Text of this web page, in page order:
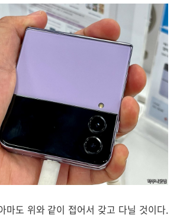
마도 위와 같이 접어서 갖고 다닐 것이다.